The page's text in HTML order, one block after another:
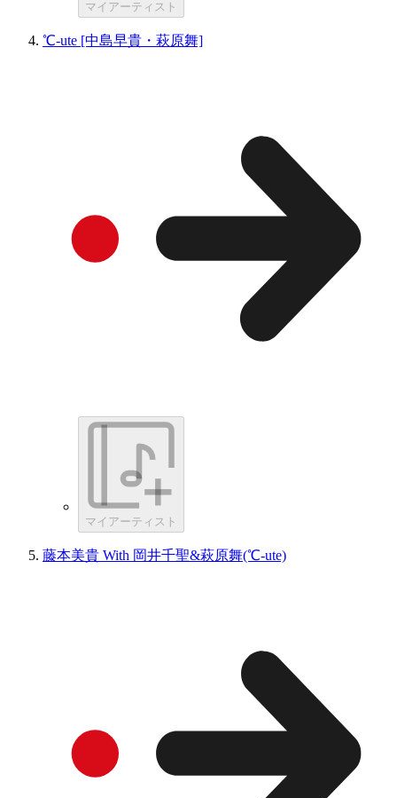
マイアーティスト
℃-ute [中島早貴・萩原舞]
マイアーティスト
藤本美貴 With 岡井千聖&萩原舞(℃-ute)